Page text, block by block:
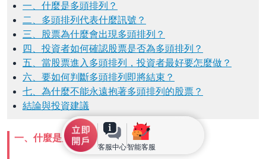
客服中心智能客服
一、什麼是多頭排列？
二、多頭排列代表什麼訊號？
三、股票為什麼會出現多頭排列？
四、投資者如何確認股票是否為多頭排列？
五、當股票進入多頭排列，投資者最好要怎麼做？
六、要如何判斷多頭排列即將結束？
七、為什麼不能永遠抱著多頭排列的股票？
結論與投資建議
一、什麼是多頭排列？